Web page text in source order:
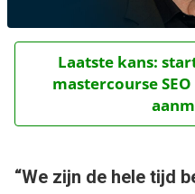
Laatste kans:
mastercourse
“We zijn de hele tijd